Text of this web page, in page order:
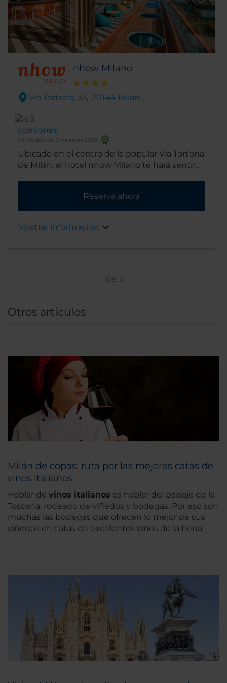
nhow Milano
Via Tortona, 35,. 20144 Milán
opiniones
Certificado de Excelencia 2025
Ubicado en el centro de la popular Via Tortona
de Milán, el hotel nhow Milano te hará sentir
el distrito del diseño tiene para ofrecer.
Reserva ahora
Mostrar información
de 3
Otros artículos
Milán de copas: ruta por las mejores catas de
vinos italianos
Hablar de vinos italianos es hablar del paisaje de la
Toscana, rodeado de viñedos y bodegas. Por eso son
muchas las bodegas que ofrecen lo mejor de sus
viñedos en catas de excelentes vinos de la tierra.